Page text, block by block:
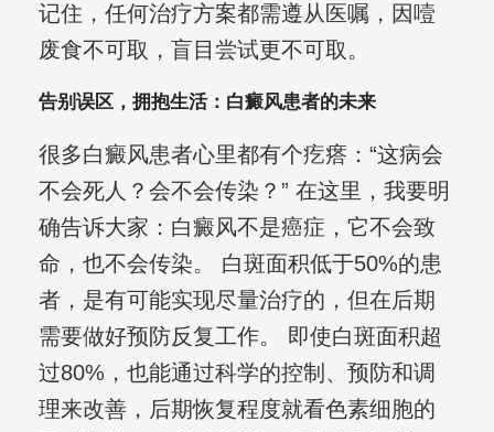
记住，任何治疗方案都需遵从医嘱，因噎
废食不可取，盲目尝试更不可取。
告别误区，拥抱生活：白癜风患者的未来
很多白癜风患者心里都有个疙瘩：“这病会
不会死人？会不会传染？” 在这里，我要明
确告诉大家：白癜风不是癌症，它不会致
命，也不会传染。 白斑面积低于50%的患
者，是有可能实现尽量治疗的，但在后期
需要做好预防反复工作。 即使白斑面积超
过80%，也能通过科学的控制、预防和调
理来改善，后期恢复程度就看色素细胞的